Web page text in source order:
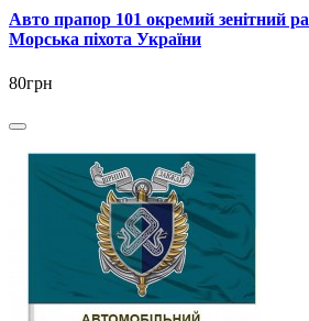
Авто прапор 101 окремий зенітний
Морська піхота України
80грн